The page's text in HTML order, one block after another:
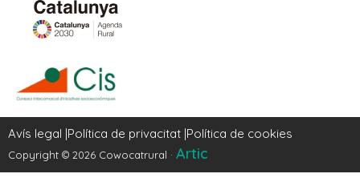
Avís legal |Política de privacitat |Política de cookies
Copyright © 2026 Cowocatrural · Artic